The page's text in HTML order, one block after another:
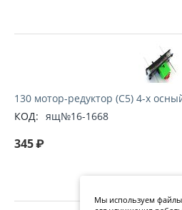
130 мотор-редуктор (C5) 4-х
КОД: ящ№16-1668
345₽
Мы используем